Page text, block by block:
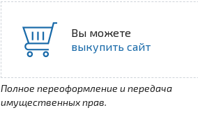
Вы можете
выкупить сайт
Полное переоформление и передача
имущественных прав.